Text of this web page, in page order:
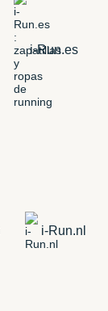
i-Run.es
i-Run.nl